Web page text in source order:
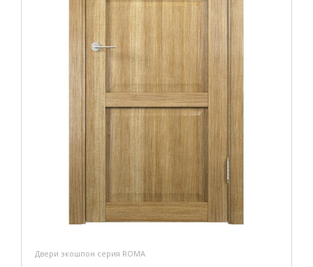
Двери экошпон серия ROMA